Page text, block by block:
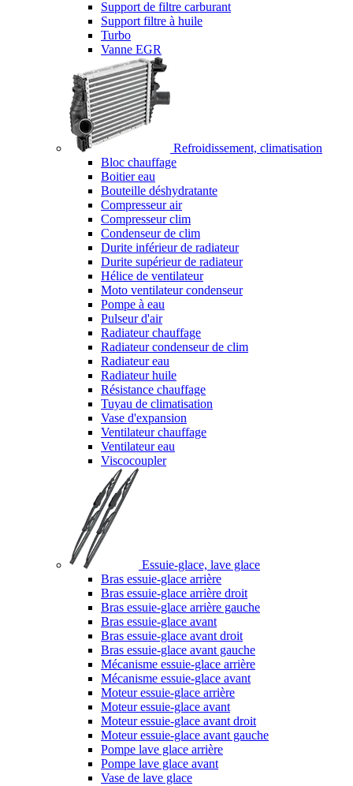
Support de filtre carburant
Support filtre à huile
Turbo
Vanne EGR
Refroidissement, climatisation
Bloc chauffage
Boitier eau
Bouteille déshydratante
Compresseur air
Compresseur clim
Condenseur de clim
Durite inférieur de radiateur
Durite supérieur de radiateur
Hélice de ventilateur
Moto ventilateur condenseur
Pompe à eau
Pulseur d'air
Radiateur chauffage
Radiateur condenseur de clim
Radiateur eau
Radiateur huile
Résistance chauffage
Tuyau de climatisation
Vase d'expansion
Ventilateur chauffage
Ventilateur eau
Viscocoupler
Essuie-glace, lave glace
Bras essuie-glace arrière
Bras essuie-glace arrière droit
Bras essuie-glace arrière gauche
Bras essuie-glace avant
Bras essuie-glace avant droit
Bras essuie-glace avant gauche
Mécanisme essuie-glace arrière
Mécanisme essuie-glace avant
Moteur essuie-glace arrière
Moteur essuie-glace avant
Moteur essuie-glace avant droit
Moteur essuie-glace avant gauche
Pompe lave glace arrière
Pompe lave glace avant
Vase de lave glace